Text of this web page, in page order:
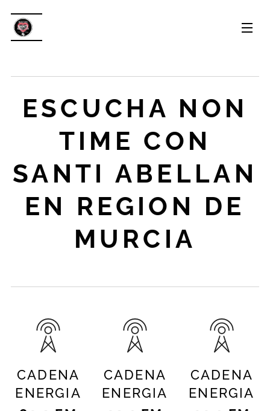
ESCUCHA NON
TIME CON
SANTI ABELLAN
EN REGION DE
MURCIA
CADENA
ENERGIA
CADENA
ENERGIA
CADENA
ENERGIA